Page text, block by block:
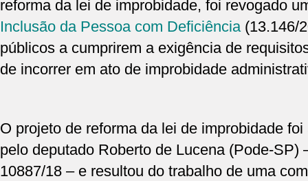
reforma da lei de improbidade, foi revogado
Inclusão da Pessoa com Deficiência (13.146/
públicos a cumprirem a exigência de
de incorrer em ato de improbidade
O projeto de reforma da lei de improbidade
pelo deputado Roberto de Lucena (Pode-SP)
10887/18 – e resultou do trabalho de uma